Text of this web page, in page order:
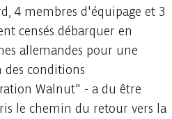
4 membres d'équipage et 3
censés débarquer en
allemandes pour une
des conditions
Walnut" - a du être
le chemin du retour vers la